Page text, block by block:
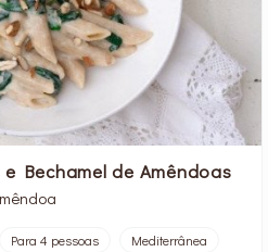
Bechamel de Amêndoas
Para 4 pessoas
Mediterrânea